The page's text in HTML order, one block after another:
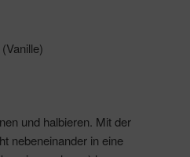
und halbieren. Mit der
nebeneinander in eine